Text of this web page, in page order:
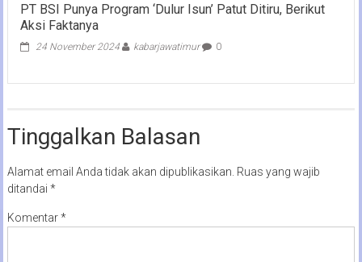
PT BSI Punya Program ‘Dulur Isun’ Patut Ditiru, Berikut
Aksi Faktanya
24 November 2024 kabarjawatimur 0
Tinggalkan Balasan
Alamat email Anda tidak akan dipublikasikan. Ruas yang wajib
ditandai *
Komentar*